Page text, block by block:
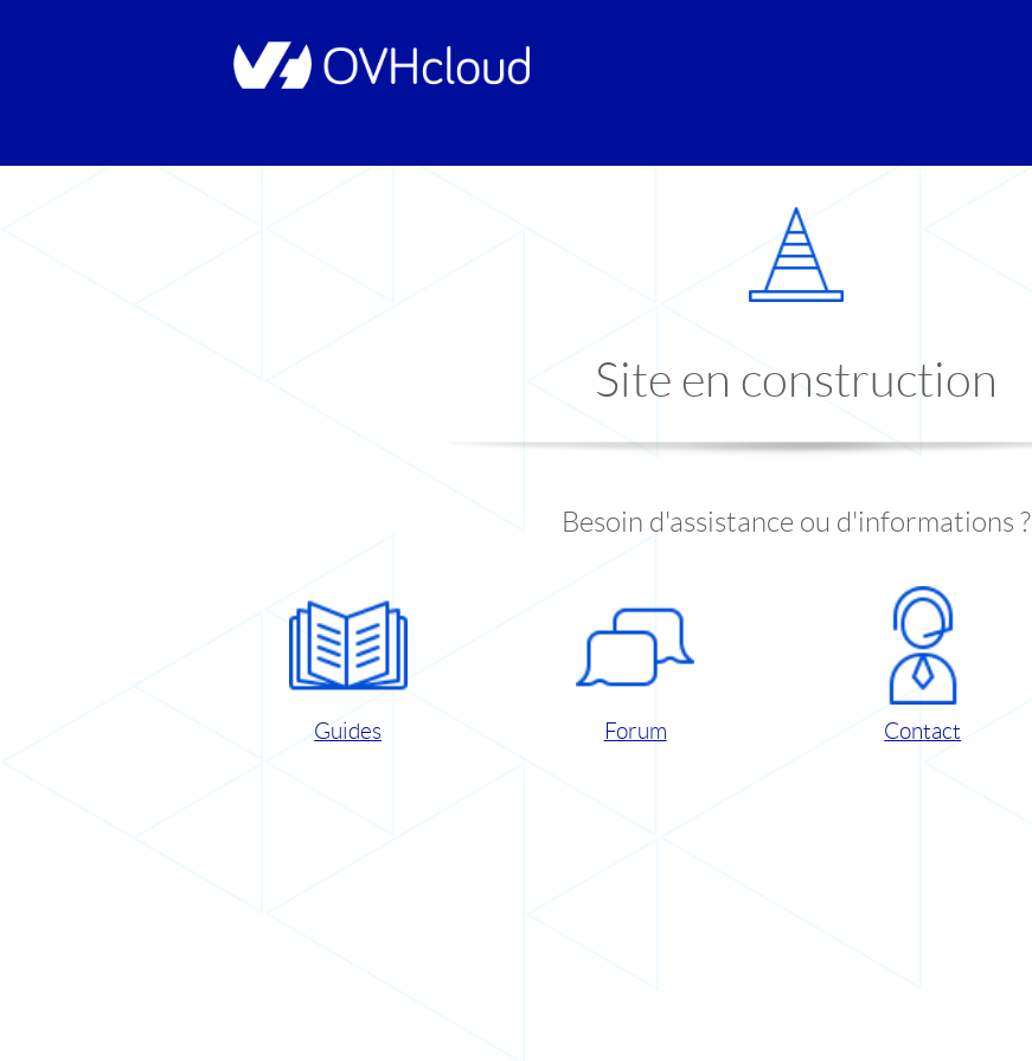
Site en construction
Besoin d'assistance ou d'informations ?
Guides Forum Contact